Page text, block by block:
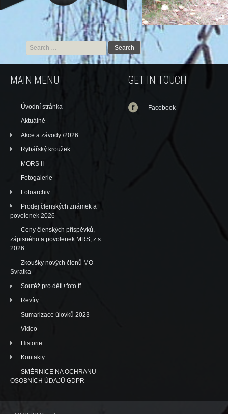
Search for:
MAIN MENU
Úvodní stránka
Aktuálně
Akce a závody /2026
Rybářský kroužek
MORS II
Fotogalerie
Fotoarchiv
Prodej členských známek a
povolenek 2026
Ceny členských příspěvků,
zápisného a povolenek MRS, z.s.
2026
Zkoušky nových členů MO
Svratka
Soutěž pro děti+foto ff
Revíry
Sumarizace úlovků 2023
Video
Historie
Kontakty
SMĚRNICE NA OCHRANU
OSOBNÍCH ÚDAJŮ GDPR
GET IN TOUCH
Facebook